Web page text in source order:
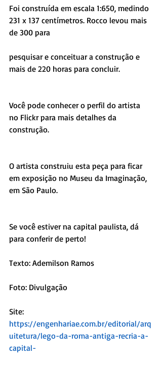
Foi construída em escala 1:650, medindo
231 x 137 centímetros. Rocco levou mais
de 300 para
pesquisar e conceituar a construção e
mais de 220 horas para concluir.
Você pode conhecer o perfil do artista
no Flickr para mais detalhes da
construção.
O artista construiu esta peça para ficar
em exposição no Museu da Imaginação,
em São Paulo.
Se você estiver na capital paulista, dá
para conferir de perto!
Texto: Ademilson Ramos
Foto: Divulgação
Site:
https://engenhariae.com.br/editorial/arq
uitetura/lego-da-roma-antiga-recria-a-
capital-